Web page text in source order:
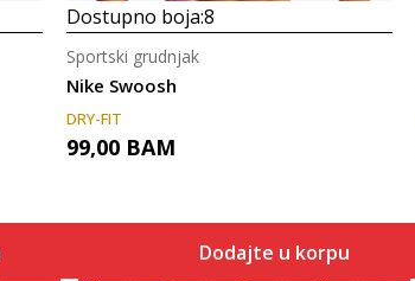
Dostupno boja:8
Nike Swoosh
Sportski grudnjak
DRY-FIT
99,00 BAM
Dodajte u korpu